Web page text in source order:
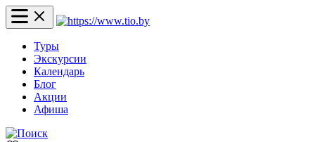
Туры
Экскурсии
Календарь
Блог
Акции
Афиша